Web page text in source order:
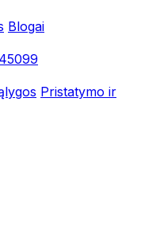
Blogai
Pristatymo ir